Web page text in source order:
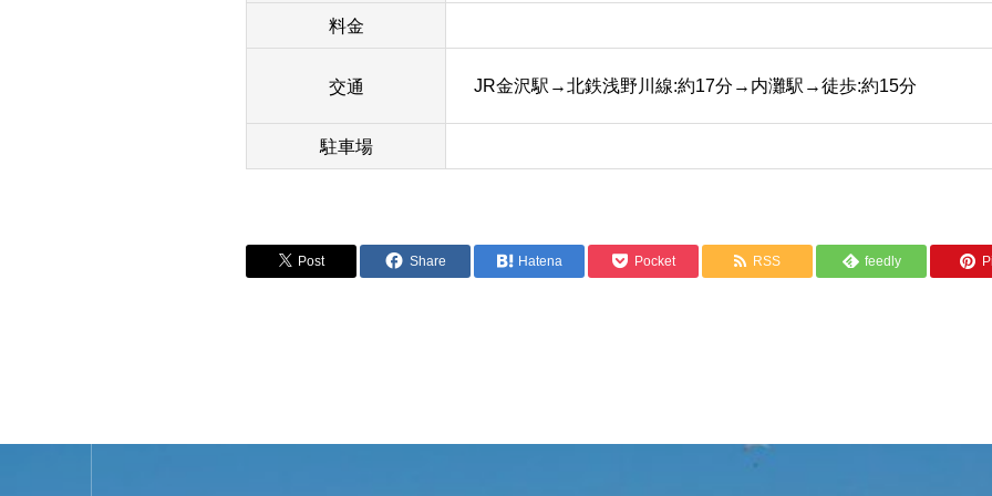
料金
交通 JR金沢駅→北鉄浅野川線:約17分→内灘駅→徒歩:約15分
駐車場
Post Share Hatena Pocket RSS feedly